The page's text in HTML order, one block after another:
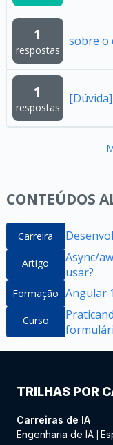
1
respostas
sobre o
1
respostas
CONTEÚDOS
Carreira
Artigo
Async/
usar?
Formação Angular
Curso
TRILHAS POR
Carreiras de IA
Engenharia de IA